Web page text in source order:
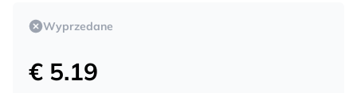
Wyprzedane
€ 5.19